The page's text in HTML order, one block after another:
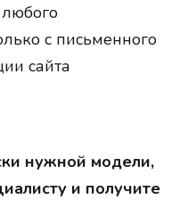
с письменного
сайта
нужной модели,
и получите